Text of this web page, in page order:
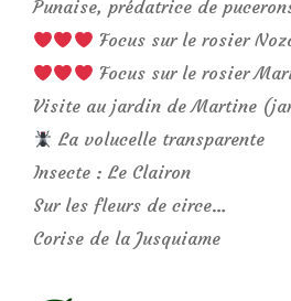
Punaise, prédatrice de
Focus sur le rosier
Focus sur le rosier
Visite au jardin de Martine
La volucelle transparente
Insecte : Le Clairon
Sur les fleurs de circe…
Corise de la Jusquiame